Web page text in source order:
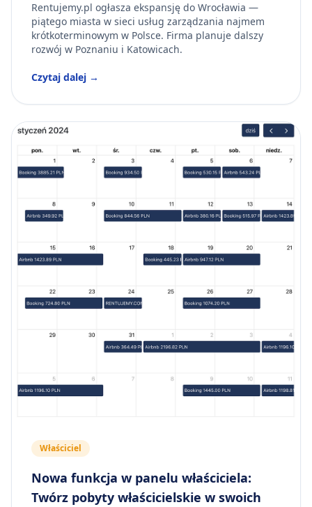
Rentujemy.pl ogłasza ekspansję do Wrocławia —
piątego miasta w sieci usług zarządzania najmem
krótkoterminowym w Polsce. Firma planuje dalszy
rozwój w Poznaniu i Katowicach.
Czytaj dalej →
Właściciel
Nowa funkcja w panelu właściciela:
Twórz pobyty właścicielskie w swoich